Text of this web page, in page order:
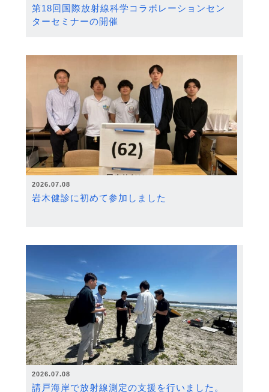
第18回国際放射線科学コラボレーションセン
ターセミナーの開催
2026.07.08
岩木健診に初めて参加しました
2026.07.08
請戸海岸で放射線測定の支援を行いました。